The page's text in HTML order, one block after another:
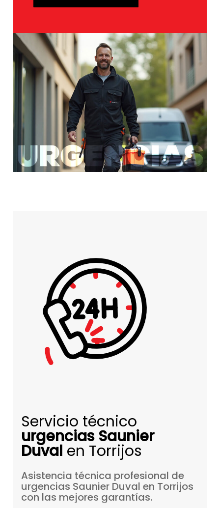
Servicio técnico
urgencias Saunier
Duval en Torrijos
Asistencia técnica profesional de
urgencias Saunier Duval en Torrijos
con las mejores garantías.